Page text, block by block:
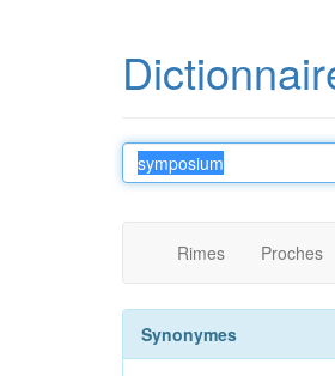
Rimes Proches
Synonymes